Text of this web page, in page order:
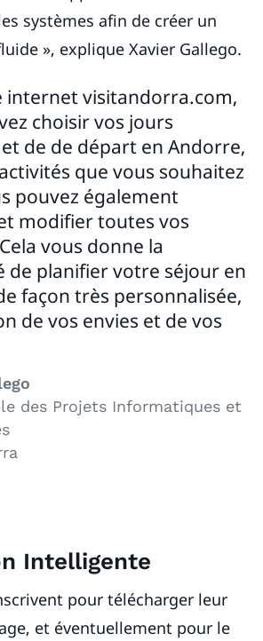
systèmes afin de créer un
», explique Xavier Gallego.
internet visitandorra.com,
choisir vos jours
de de départ en Andorre,
que vous souhaitez
pouvez également
modifier toutes vos
vous donne la
de planifier votre séjour en
façon très personnalisée,
de vos envies et de vos
des Projets Informatiques et
Intelligente
pour télécharger leur
et éventuellement pour le